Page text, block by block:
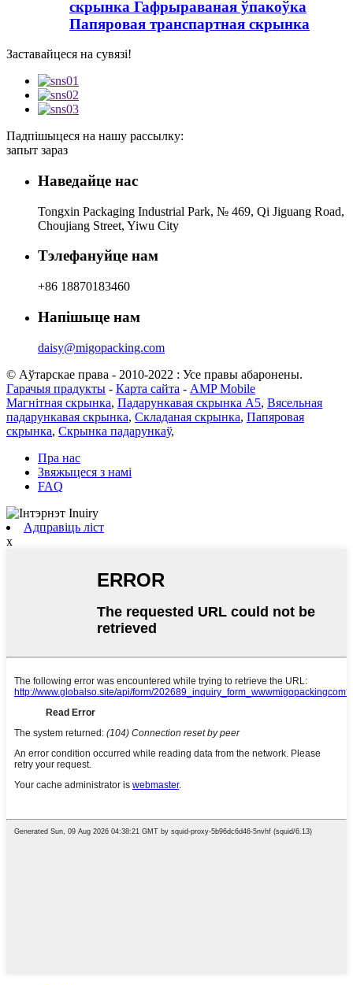
скрынка Гафрыраваная ўпакоўка
Папяровая транспартная скрынка
Заставайцеся на сувязі!
Падпішыцеся на нашу рассылку:
запыт зараз
Наведайце нас
Tongxin Packaging Industrial Park, № 469, Qi Jiguang Road,
Choujiang Street, Yiwu City
Тэлефануйце нам
+86 18870183460
Напішыце нам
daisy@migopacking.com
© Аўтарскае права - 2010-2022 : Усе правы абаронены.
Гарачыя прадукты - Карта сайта - AMP Mobile
Магнітная скрынка, Падарункавая скрынка А5, Вясельная
падарункавая скрынка, Складаная скрынка, Папяровая
скрынка, Скрынка падарункаў,
Пра нас
Звяжыцеся з намі
FAQ
Адправіць ліст
x